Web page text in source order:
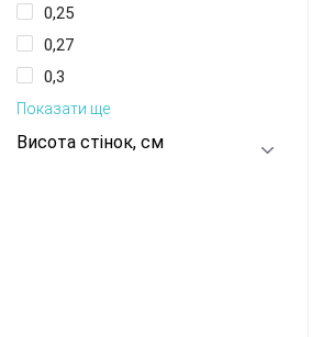
0,25
0,27
0,3
Показати ще
Висота стінок, см